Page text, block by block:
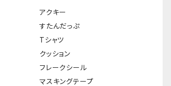
アクキー
すたんだっぷ
Tシャツ
クッション
フレークシール
マスキングテープ